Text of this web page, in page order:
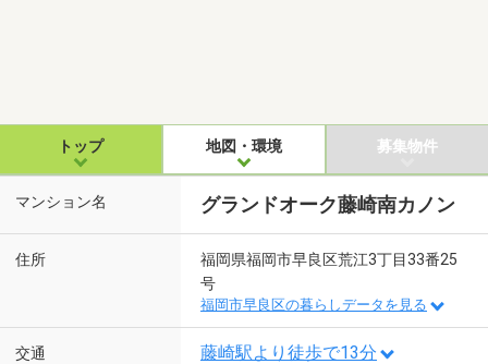
トップ 地図・環境 募集物件
マンション名 グランドオーク藤崎南カノン
住所
福岡県福岡市早良区荒江3丁目33番25
号
福岡市早良区の暮らしデータを見る
交通 藤崎駅より徒歩で13分